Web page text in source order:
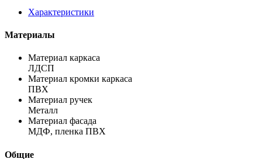
Характеристики
Материалы
Материал каркаса
ЛДСП
Материал кромки каркаса
ПВХ
Материал ручек
Металл
Материал фасада
МДФ, пленка ПВХ
Общие